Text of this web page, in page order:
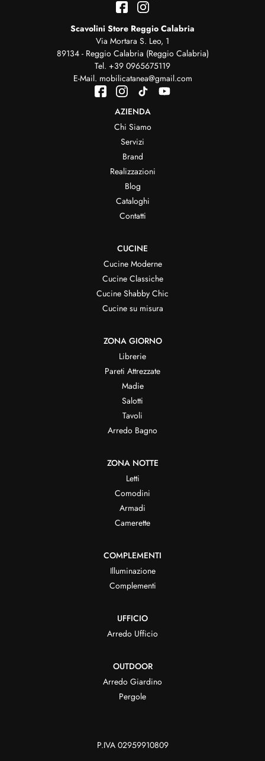
Scavolini Store Reggio Calabria
Via Mortara S. Leo, 1
89134 - Reggio Calabria (Reggio Calabria)
Tel. +39 0965675119
E-Mail. mobilicatanea@gmail.com
AZIENDA
Chi Siamo
Servizi
Brand
Realizzazioni
Blog
Cataloghi
Contatti
CUCINE
Cucine Moderne
Cucine Classiche
Cucine Shabby Chic
Cucine su misura
ZONA GIORNO
Librerie
Pareti Attrezzate
Madie
Salotti
Tavoli
Arredo Bagno
ZONA NOTTE
Letti
Comodini
Armadi
Camerette
COMPLEMENTI
Illuminazione
Complementi
UFFICIO
Arredo Ufficio
OUTDOOR
Arredo Giardino
Pergole
P.IVA 02959910809